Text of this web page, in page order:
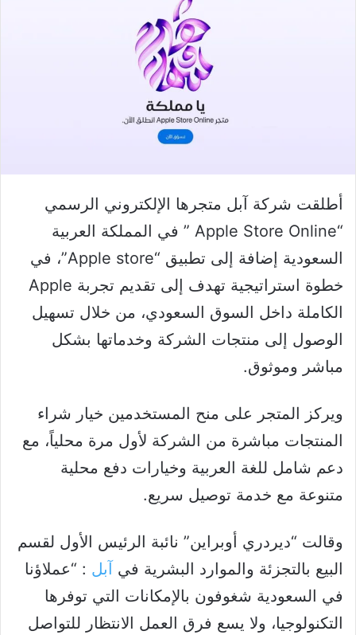
أطلقت شركة آبل متجرها الإلكتروني الرسمي
“Apple Store Online ” في المملكة العربية
السعودية إضافة إلى تطبيق “Apple store”، في
خطوة استراتيجية تهدف إلى تقديم تجربة Apple
الكاملة داخل السوق السعودي، من خلال تسهيل
الوصول إلى منتجات الشركة وخدماتها بشكل
مباشر وموثوق.
ويركز المتجر على منح المستخدمين خيار شراء
المنتجات مباشرة من الشركة لأول مرة محلياً، مع
دعم شامل للغة العربية وخيارات دفع محلية
متنوعة مع خدمة توصيل سريع.
وقالت “ديردري أوبراين” نائبة الرئيس الأول لقسم
البيع بالتجزئة والموارد البشرية في آبل : “عملاؤنا
في السعودية شغوفون بالإمكانات التي توفرها
التكنولوجيا، ولا يسع فرق العمل الانتظار للتواصل